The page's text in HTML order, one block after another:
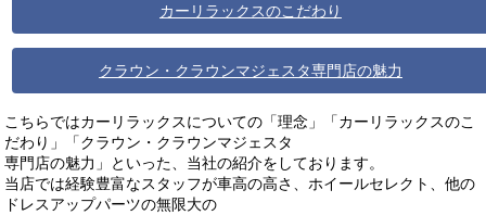
カーリラックスのこだわり
クラウン・クラウンマジェスタ専門店の魅力
こちらではカーリラックスについての「理念」「カーリラックスのこ
だわり」「クラウン・クラウンマジェスタ
専門店の魅力」といった、当社の紹介をしております。
当店では経験豊富なスタッフが車高の高さ、ホイールセレクト、他の
ドレスアップパーツの無限大の